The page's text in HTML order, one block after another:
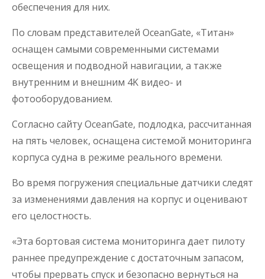
обеспечения для них.
По словам представителей OceanGate, «Титан»
оснащен самыми современными системами
освещения и подводной навигации, а также
внутренним и внешним 4K видео- и
фотооборудованием.
Согласно сайту OceanGate, подлодка, рассчитанная
на пять человек, оснащена системой мониторинга
корпуса судна в режиме реального времени.
Во время погружения специальные датчики следят
за изменениями давления на корпус и оценивают
его целостность.
«Эта бортовая система мониторинга дает пилоту
раннее предупреждение с достаточным запасом,
чтобы прервать спуск и безопасно вернуться на